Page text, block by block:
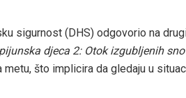
sigurnost (DHS) odgovorio na
djeca 2: Otok izgubljenih
što implicira da gledaju u